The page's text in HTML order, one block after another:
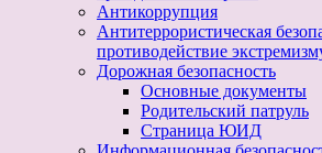
Антикоррупция
Антитеррористическая
противодействие
Дорожная безопасность
Основные документы
Родительский патруль
Страница ЮИД